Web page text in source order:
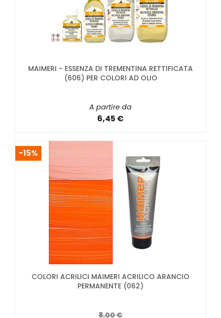
MAIMERI - ESSENZA DI TREMENTINA RETTIFICATA
(606) PER COLORI AD OLIO
A partire da
6,45 €
COLORI ACRILICI MAIMERI ACRILICO ARANCIO
PERMANENTE (062)
8,00 €
-15%